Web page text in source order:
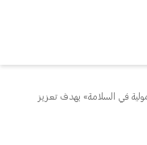
في السلامة» بهدف تعزيز